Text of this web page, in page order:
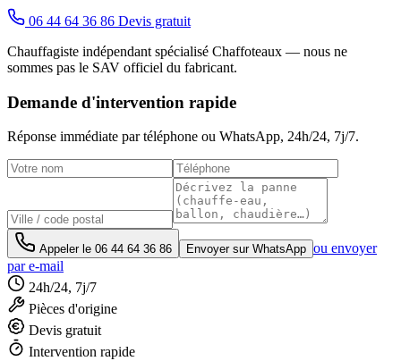
06 44 64 36 86 Devis gratuit
Chauffagiste indépendant spécialisé Chaffoteaux — nous ne
sommes pas le SAV officiel du fabricant.
Demande d'intervention rapide
Réponse immédiate par téléphone ou WhatsApp, 24h/24, 7j/7.
Appeler le 06 44 64 36 86 Envoyer sur WhatsApp ou envoyer
par e-mail
24h/24, 7j/7
Pièces d'origine
Devis gratuit
Intervention rapide